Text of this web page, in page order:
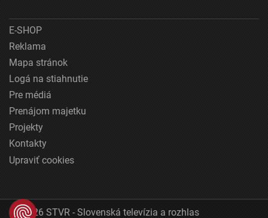
E-SHOP
Reklama
Mapa stránok
Logá na stiahnutie
Pre médiá
Prenájom majetku
Projekty
Kontakty
Upraviť cookies
© 2026 STVR - Slovenská televízia a rozhlas